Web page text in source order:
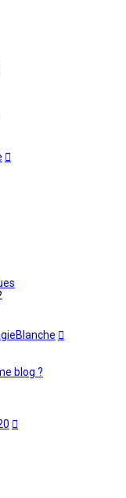
blog ?